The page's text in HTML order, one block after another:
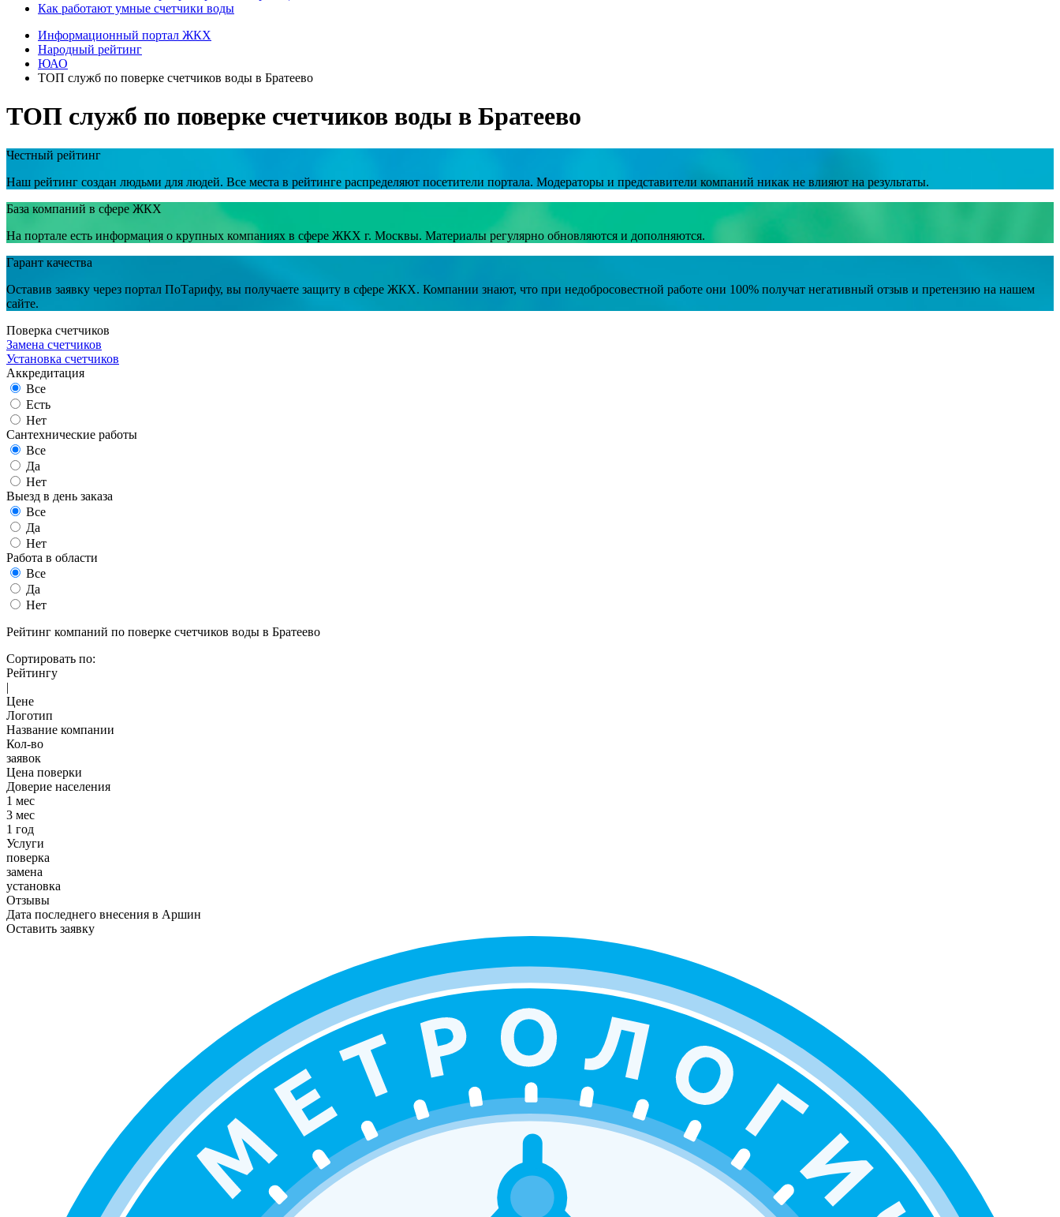
Как работают умные счетчики воды
Информационный портал ЖКХ
Народный рейтинг
ЮАО
ТОП служб по поверке счетчиков воды в Братеево
ТОП служб по поверке счетчиков воды в Братеево
Честный рейтинг
Наш рейтинг создан людьми для людей. Все места в рейтинге распределяют посетители портала. Модераторы и представители компаний никак не влияют на результаты.
База компаний в сфере ЖКХ
На портале есть информация о крупных компаниях в сфере ЖКХ г. Москвы. Материалы регулярно обновляются и дополняются.
Гарант качества
Оставив заявку через портал ПоТарифу, вы получаете защиту в сфере ЖКХ. Компании знают, что при недобросовестной работе они 100% получат негативный отзыв и претензию на нашем
сайте.
Поверка счетчиков
Замена счетчиков
Установка счетчиков
Аккредитация
Все
Есть
Нет
Сантехнические работы
Все
Да
Нет
Выезд в день заказа
Все
Да
Нет
Работа в области
Все
Да
Нет
Рейтинг компаний по поверке счетчиков воды в Братеево
Сортировать по:
Рейтингу
|
Цене
Логотип
Название компании
Кол-во
заявок
Цена поверки
Доверие населения
1 мес
3 мес
1 год
Услуги
поверка
замена
установка
Отзывы
Дата последнего внесения в Аршин
Оставить заявку